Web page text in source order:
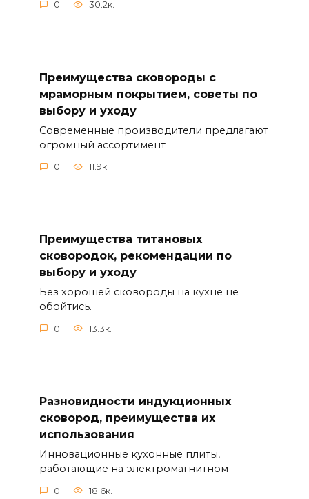
0 30.2к.
Преимущества сковороды с
мраморным покрытием, советы по
выбору и уходу
Современные производители предлагают
огромный ассортимент
0 11.9к.
Преимущества титановых
сковородок, рекомендации по
выбору и уходу
Без хорошей сковороды на кухне не
обойтись.
0 13.3к.
Разновидности индукционных
сковород, преимущества их
использования
Инновационные кухонные плиты,
работающие на электромагнитном
0 18.6к.